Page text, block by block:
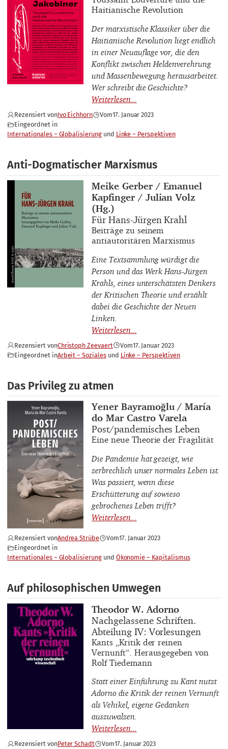
Haitianische Revolution
Der marxistische Klassiker über die
Haitianische Revolution liegt endlich
in einer Neuauflage vor, die den
Konflikt zwischen Heldenverehrung
und Massenbewegung herausarbeitet.
Wer schreibt die Geschichte?
Rezensiert vonIvo Eichhorn Vom17. Januar 2023
Eingeordnet in
Internationales – Globalisierung
Linke – Perspektiven
Anti-Dogmatischer Marxismus
Buchautor_innen
Meike Gerber / Emanuel
Kapfinger / Julian Volz
(Hg.)
Buchtitel
Für Hans-Jürgen Krahl
Buchuntertitel
Beiträge zu seinem
antiautoritären Marxismus
Eine Textsammlung würdigt die
Person und das Werk Hans-Jürgen
Krahls, eines unterschätzten Denkers
der Kritischen Theorie und erzählt
dabei die Geschichte der Neuen
Linken.
Rezensiert vonChristoph Zeevaert Vom17. Januar 2023
Eingeordnet inArbeit – Soziales Linke – Perspektiven
Das Privileg zu atmen
Buchautor_innen
Yener Bayramoğlu / María
do Mar Castro Varela
Buchtitel
Post/pandemisches Leben
Buchuntertitel
Eine neue Theorie der Fragilität
Die Pandemie hat gezeigt, wie
zerbrechlich unser normales Leben ist.
Was passiert, wenn diese
Erschütterung auf sowieso
gebrochenes Leben trifft?
Rezensiert vonAndrea Strübe Vom17. Januar 2023
Eingeordnet in
Internationales – Globalisierung
Ökonomie – Kapitalismus
Auf philosophischen Umwegen
Buchautor_innen
Theodor W. Adorno
Buchtitel
Nachgelassene Schriften.
Abteilung IV: Vorlesungen
Buchuntertitel
Kants „Kritik der reinen
Vernunft“. Herausgegeben von
Rolf Tiedemann
Statt einer Einführung zu Kant nutzt
Adorno die Kritik der reinen Vernunft
als Vehikel, eigene Gedanken
auszuwalzen.
Rezensiert vonPeter Schadt Vom17. Januar 2023